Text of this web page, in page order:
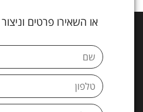
או השאירו פרטים